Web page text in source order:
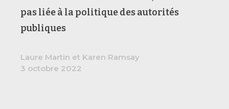
pas liée à la politique des autorités
publiques
Laure Martin et Karen Ramsay
3 octobre 2022